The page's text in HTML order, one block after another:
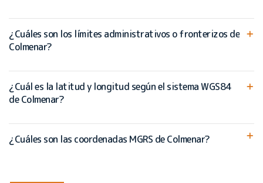
¿Cuáles son los límites administrativos o fronterizos de
Colmenar?
¿Cuál es la latitud y longitud según el sistema WGS84
de Colmenar?
¿Cuáles son las coordenadas MGRS de Colmenar?